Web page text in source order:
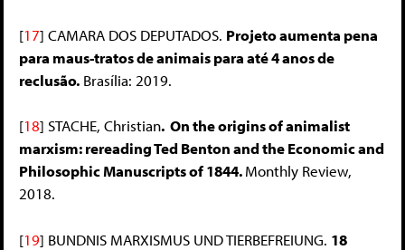
[17] CAMARA DOS DEPUTADOS. Projeto aumenta pena
para maus-tratos de animais para até 4 anos de
reclusão. Brasília: 2019.
[18] STACHE, Christian. On the origins of animalist
marxism: rereading Ted Benton and the Economic and
Philosophic Manuscripts of 1844.Monthly Review,
2018.
[19] BUNDNIS MARXISMUS UND TIERBEFREIUNG. 18